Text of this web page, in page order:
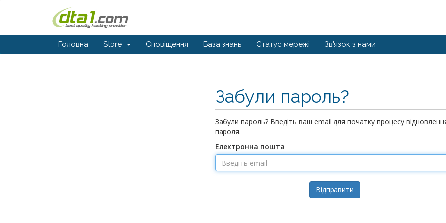
Головна Store Сповіщення База знань Статус мережі Зв'язок з нами
Забули пароль?
Забули пароль? Введіть ваш email для початку процесу
пароля.
Електронна пошта
Відправити